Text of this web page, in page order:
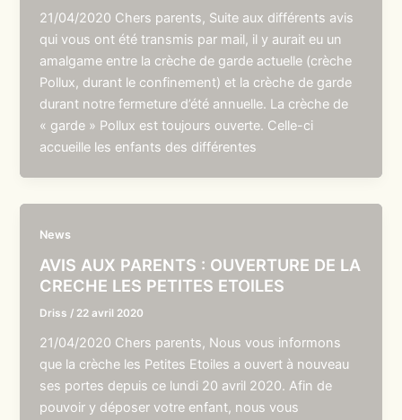
21/04/2020 Chers parents, Suite aux différents avis
qui vous ont été transmis par mail, il y aurait eu un
amalgame entre la crèche de garde actuelle (crèche
Pollux, durant le confinement) et la crèche de garde
durant notre fermeture d’été annuelle. La crèche de
« garde » Pollux est toujours ouverte. Celle-ci
accueille les enfants des différentes
News
AVIS AUX PARENTS : OUVERTURE DE LA
CRECHE LES PETITES ETOILES
Driss / 22 avril 2020
21/04/2020 Chers parents, Nous vous informons
que la crèche les Petites Etoiles a ouvert à nouveau
ses portes depuis ce lundi 20 avril 2020. Afin de
pouvoir y déposer votre enfant, nous vous